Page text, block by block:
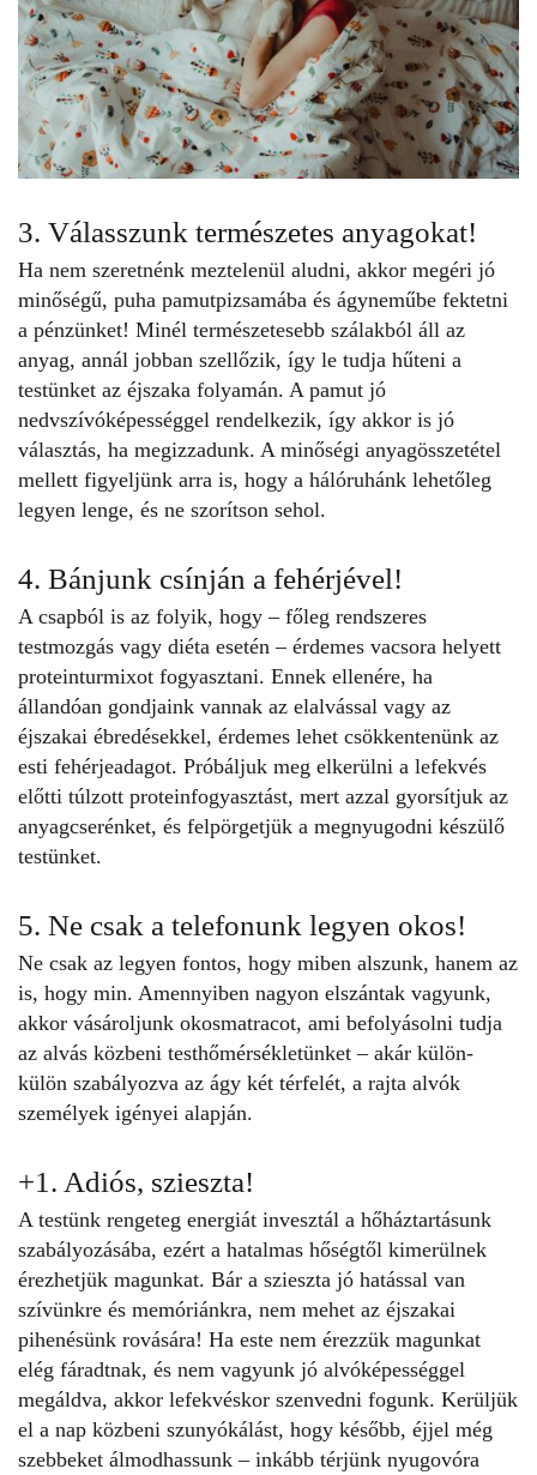
3. Válasszunk természetes anyagokat!
Ha nem szeretnénk meztelenül aludni, akkor megéri jó
minőségű, puha pamutpizsamába és ágyneműbe fektetni
a pénzünket! Minél természetesebb szálakból áll az
anyag, annál jobban szellőzik, így le tudja hűteni a
testünket az éjszaka folyamán. A pamut jó
nedvszívóképességgel rendelkezik, így akkor is jó
választás, ha megizzadunk. A minőségi anyagösszetétel
mellett figyeljünk arra is, hogy a hálóruhánk lehetőleg
legyen lenge, és ne szorítson sehol.
4. Bánjunk csínján a fehérjével!
A csapból is az folyik, hogy – főleg rendszeres
testmozgás vagy diéta esetén – érdemes vacsora helyett
proteinturmixot fogyasztani. Ennek ellenére, ha
állandóan gondjaink vannak az elalvással vagy az
éjszakai ébredésekkel, érdemes lehet csökkentenünk az
esti fehérjeadagot. Próbáljuk meg elkerülni a lefekvés
előtti túlzott proteinfogyasztást, mert azzal gyorsítjuk az
anyagcserénket, és felpörgetjük a megnyugodni készülő
testünket.
5. Ne csak a telefonunk legyen okos!
Ne csak az legyen fontos, hogy miben alszunk, hanem az
is, hogy min. Amennyiben nagyon elszántak vagyunk,
akkor vásároljunk okosmatracot, ami befolyásolni tudja
az alvás közbeni testhőmérsékletünket – akár külön-
külön szabályozva az ágy két térfelét, a rajta alvók
személyek igényei alapján.
+1. Adiós, szieszta!
A testünk rengeteg energiát invesztál a hőháztartásunk
szabályozásába, ezért a hatalmas hőségtől kimerülnek
érezhetjük magunkat. Bár a szieszta jó hatással van
szívünkre és memóriánkra, nem mehet az éjszakai
pihenésünk rovására! Ha este nem érezzük magunkat
elég fáradtnak, és nem vagyunk jó alvóképességgel
megáldva, akkor lefekvéskor szenvedni fogunk. Kerüljük
el a nap közbeni szunyókálást, hogy később, éjjel még
szebbeket álmodhassunk – inkább térjünk nyugovóra